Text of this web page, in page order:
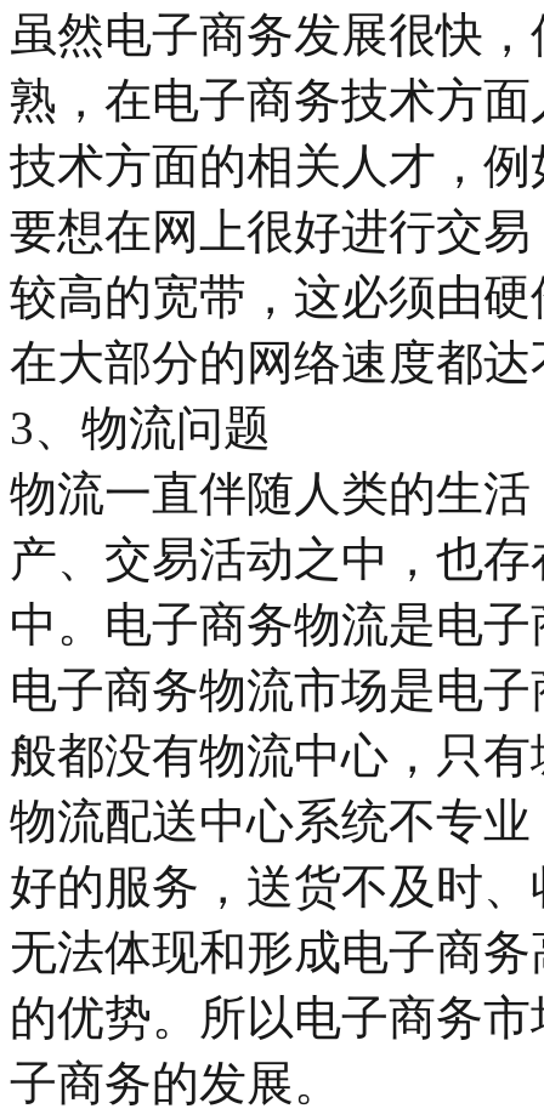
虽然电子商务发展很快
熟，在电子商务技术方
技术方面的相关人才，
要想在网上很好进行交
较高的宽带，这必须由
在大部分的网络速度都
3、物流问题
物流一直伴随人类的生
产、交易活动之中，也
中。电子商务物流是电
电子商务物流市场是电
般都没有物流中心，只
物流配送中心系统不专
好的服务，送货不及时
无法体现和形成电子商
的优势。所以电子商务
子商务的发展。